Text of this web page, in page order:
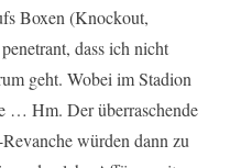
Boxen (Knockout,
dass ich nicht
geht. Wobei im Stadion
… Hm. Der überraschende
würden dann zu